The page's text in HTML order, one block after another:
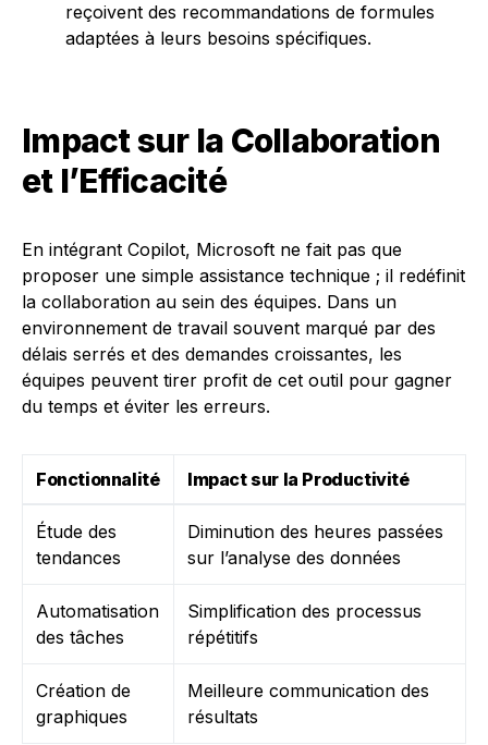
reçoivent des recommandations de formules
adaptées à leurs besoins spécifiques.
Impact sur la Collaboration
et l’Efficacité
En intégrant Copilot, Microsoft ne fait pas que
proposer une simple assistance technique ; il redéfinit
la collaboration au sein des équipes. Dans un
environnement de travail souvent marqué par des
délais serrés et des demandes croissantes, les
équipes peuvent tirer profit de cet outil pour gagner
du temps et éviter les erreurs.
Fonctionnalité Impact sur la Productivité
Étude des
tendances
Diminution des heures passées
sur l’analyse des données
Automatisation
des tâches
Simplification des processus
répétitifs
Création de
graphiques
Meilleure communication des
résultats